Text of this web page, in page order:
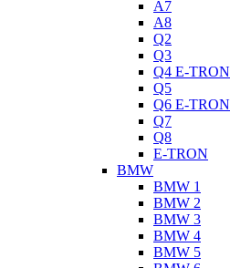
A7
A8
Q2
Q3
Q4 E-TRON
Q5
Q6 E-TRON
Q7
Q8
E-TRON
BMW
BMW 1
BMW 2
BMW 3
BMW 4
BMW 5